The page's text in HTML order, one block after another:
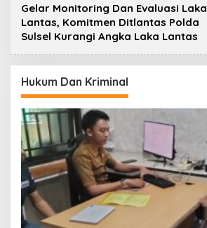
Gelar Monitoring Dan Evaluasi Laka
Lantas, Komitmen Ditlantas Polda
Sulsel Kurangi Angka Laka Lantas
Hukum Dan Kriminal